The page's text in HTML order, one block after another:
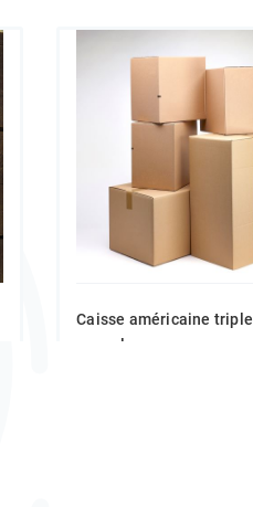
Caisse américaine triple
cannelure